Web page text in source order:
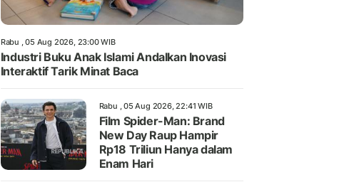
Rabu , 05 Aug 2026, 23:00 WIB
Industri Buku Anak Islami Andalkan Inovasi
Interaktif Tarik Minat Baca
Rabu , 05 Aug 2026, 22:41 WIB
Film Spider-Man: Brand
New Day Raup Hampir
Rp18 Triliun Hanya dalam
Enam Hari